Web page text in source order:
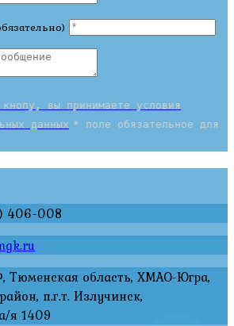
кнопу, вы принимаете условия
данных * поле обязательное для
406-008
Тюменская область, ХМАО-Югра,
п.г.т. Излучинск,
я 1409